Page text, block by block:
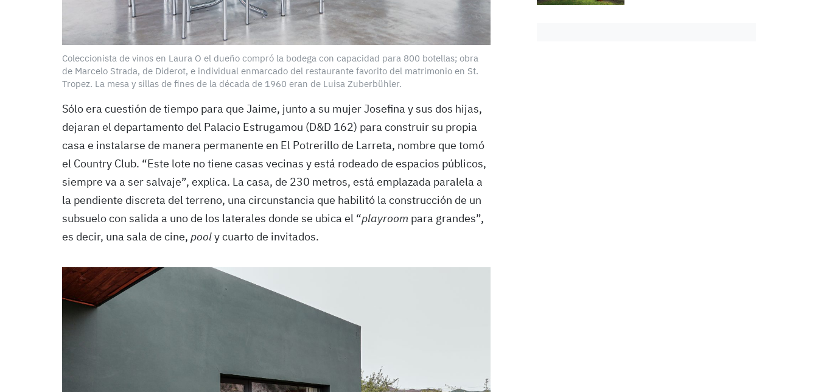
Coleccionista de vinos en Laura O el dueño compró la bodega con capacidad para 800 botellas; obra
de Marcelo Strada, de Diderot, e individual enmarcado del restaurante favorito del matrimonio en St.
Tropez. La mesa y sillas de fines de la década de 1960 eran de Luisa Zuberbühler.
Sólo era cuestión de tiempo para que Jaime, junto a su mujer Josefina y sus dos hijas,
dejaran el departamento del Palacio Estrugamou (D&D 162) para construir su propia
casa e instalarse de manera permanente en El Potrerillo de Larreta, nombre que tomó
el Country Club. “Este lote no tiene casas vecinas y está rodeado de espacios públicos,
siempre va a ser salvaje”, explica. La casa, de 230 metros, está emplazada paralela a
la pendiente discreta del terreno, una circunstancia que habilitó la construcción de un
subsuelo con salida a uno de los laterales donde se ubica el “playroom para grandes”,
es decir, una sala de cine, pool y cuarto de invitados.